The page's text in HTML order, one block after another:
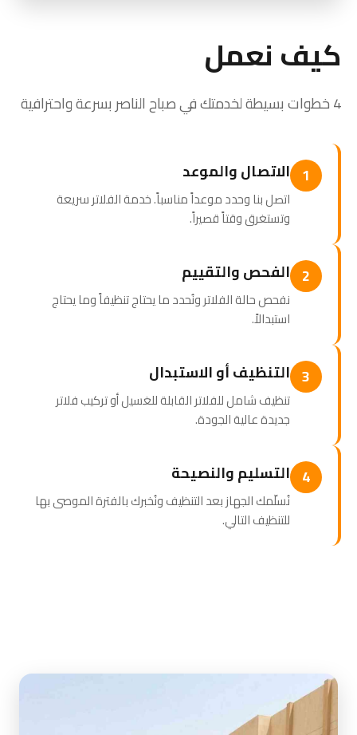
كيف نعمل
4 خطوات بسيطة لخدمتك في صباح الناصر بسرعة واحترافية
1 الاتصال والموعد
اتصل بنا وحدد موعداً مناسباً. خدمة الفلاتر سريعة
وتستغرق وقتاً قصيراً.
2 الفحص والتقييم
نفحص حالة الفلاتر ونُحدد ما يحتاج تنظيفاً وما يحتاج
استبدالاً.
3 التنظيف أو الاستبدال
تنظيف شامل للفلاتر القابلة للغسيل أو تركيب فلاتر
جديدة عالية الجودة.
4 التسليم والنصيحة
نُسلّمك الجهاز بعد التنظيف ونُخبرك بالفترة الموصى بها
للتنظيف التالي.